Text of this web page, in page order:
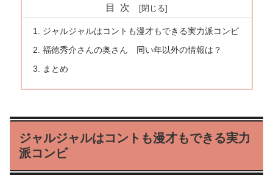
目次
ジャルジャルはコントも漫才もできる実力派コンビ
福徳秀介さんの奥さん 同い年以外の情報は？
まとめ
ジャルジャルはコントも漫才もできる実力
派コンビ